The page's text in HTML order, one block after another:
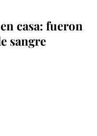
casa: fueron
sangre